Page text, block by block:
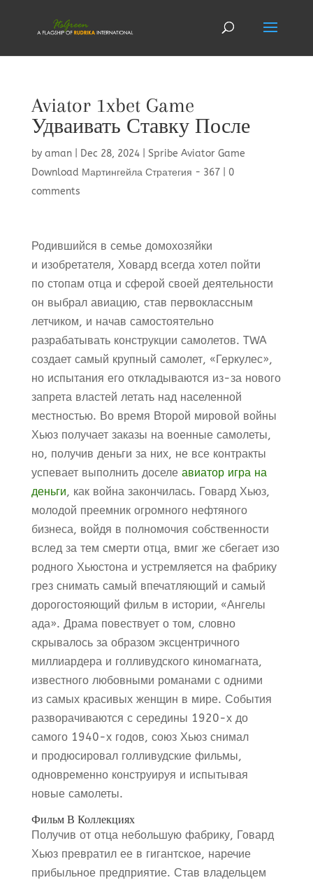
Aviator 1xbet Game
Удваивать Ставку После
by aman| Dec 28, 2024| Spribe Aviator Game
Download Мартингейла Стратегия - 367| 0
comments
Родившийся в семье домохозяйки
и изобретателя, Ховард всегда хотел пойти
по стопам отца и сферой своей деятельности
он выбрал авиацию, став первоклассным
летчиком, и начав самостоятельно
разрабатывать конструкции самолетов. TWA
создает самый крупный самолет, «Геркулес»,
но испытания его откладываются из-за нового
запрета властей летать над населенной
местностью. Во время Второй мировой войны
Хьюз получает заказы на военные самолеты,
но, получив деньги за них, не все контракты
успевает выполнить доселе авиатор игра на
деньги, как война закончилась. Говард Хьюз,
молодой преемник огромного нефтяного
бизнеса, войдя в полномочия собственности
вслед за тем смерти отца, вмиг же сбегает изо
родного Хьюстона и устремляется на фабрику
грез снимать самый впечатляющий и самый
дорогостояющий фильм в истории, «Ангелы
ада». Драма повествует о том, словно
скрывалось за образом эксцентричного
миллиардера и голливудского киномагната,
известного любовными романами с одними
из самых красивых женщин в мире. События
разворачиваются с середины 1920-х до
самого 1940-х годов, союз Хьюз снимал
и продюсировал голливудские фильмы,
одновременно конструируя и испытывая
новые самолеты.
Фильм В Коллекциях
Получив от отца небольшую фабрику, Говард
Хьюз превратил ее в гигантское, наречие
прибыльное предприятие. Став владельцем